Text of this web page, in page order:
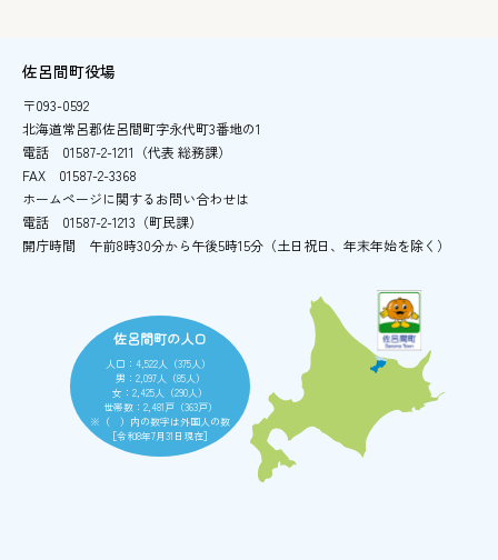
佐呂間町役場
〒093-0592
北海道常呂郡佐呂間町字永代町3番地の1
電話
01587-2-1211（代表 総務課）
FAX
01587-2-3368
ホームページに関するお問い合わせは
電話
01587-2-1213（町民課）
開庁時間
午前8時30分から午後5時15分 （土日祝日、年末年始を除く）
佐呂間町の人口
人口：4,522人（375人）
男：2,097人（85人）
女：2,425人（290人）
世帯数：2,481戸（363戸）
※（ ）内の数字は外国人の数
［令和8年7月31日現在］